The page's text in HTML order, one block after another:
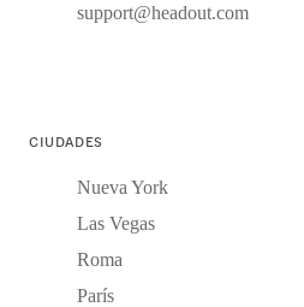
support@headout.com
CIUDADES
Nueva York
Las Vegas
Roma
París